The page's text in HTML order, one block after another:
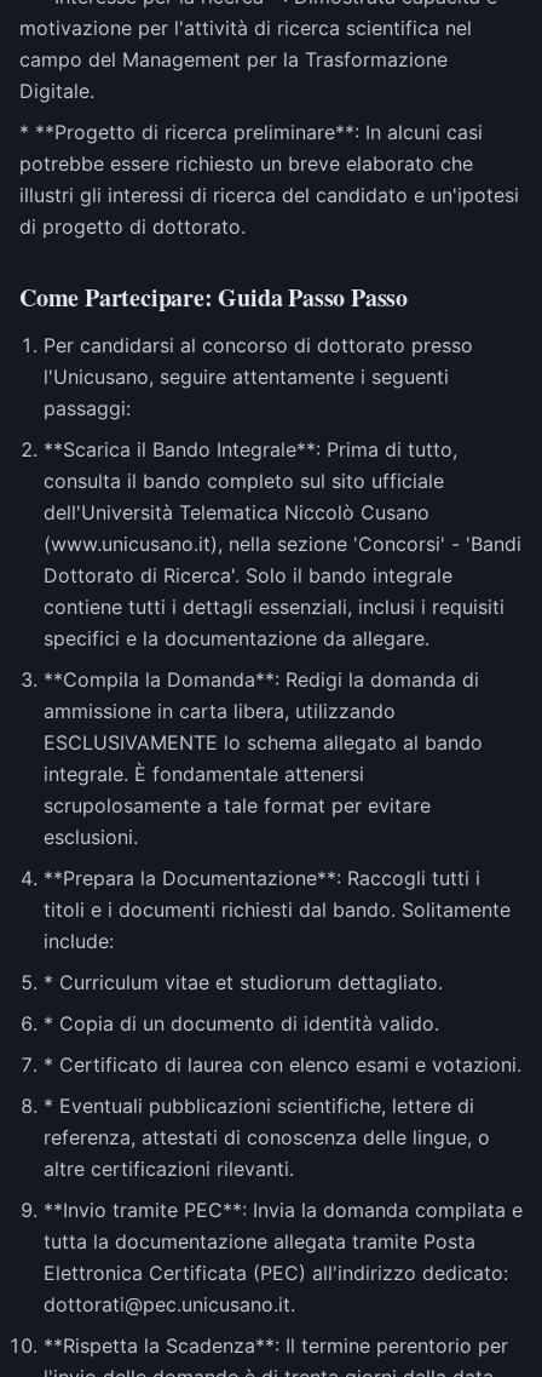
motivazione per l'attività di ricerca scientifica nel
campo del Management per la Trasformazione
Digitale.
* **Progetto di ricerca preliminare**: In alcuni casi
potrebbe essere richiesto un breve elaborato che
illustri gli interessi di ricerca del candidato e un'ipotesi
di progetto di dottorato.
Come Partecipare: Guida Passo Passo
Per candidarsi al concorso di dottorato presso
l'Unicusano, seguire attentamente i seguenti
passaggi:
**Scarica il Bando Integrale**: Prima di tutto,
consulta il bando completo sul sito ufficiale
dell'Università Telematica Niccolò Cusano
(www.unicusano.it), nella sezione 'Concorsi' - 'Bandi
Dottorato di Ricerca'. Solo il bando integrale
contiene tutti i dettagli essenziali, inclusi i requisiti
specifici e la documentazione da allegare.
**Compila la Domanda**: Redigi la domanda di
ammissione in carta libera, utilizzando
ESCLUSIVAMENTE lo schema allegato al bando
integrale. È fondamentale attenersi
scrupolosamente a tale format per evitare
esclusioni.
**Prepara la Documentazione**: Raccogli tutti i
titoli e i documenti richiesti dal bando. Solitamente
include:
* Curriculum vitae et studiorum dettagliato.
* Copia di un documento di identità valido.
* Certificato di laurea con elenco esami e votazioni.
* Eventuali pubblicazioni scientifiche, lettere di
referenza, attestati di conoscenza delle lingue, o
altre certificazioni rilevanti.
**Invio tramite PEC**: Invia la domanda compilata e
tutta la documentazione allegata tramite Posta
Elettronica Certificata (PEC) all'indirizzo dedicato:
dottorati@pec.unicusano.it.
**Rispetta la Scadenza**: Il termine perentorio per